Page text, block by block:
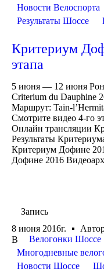
Новости Велоспорта
Результаты Шоссе
Критериум
этапа
5 июня — 12 июня
Criterium du Dauphine
Маршрут: Tain-
Смотрите видео 4-го
Онлайн трансляции
Результаты
Критериум Дофине
Дофине 2016
Запись
8 июня 2016г.
В
Велогонки Шоссе
Многодневные
Новости Шоссе